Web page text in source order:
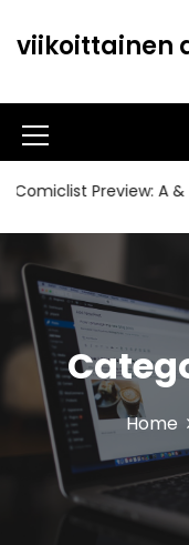
t
c
t
viikoittainen
M
e
n
u
I
c
o
n
Preview: A & A
Home